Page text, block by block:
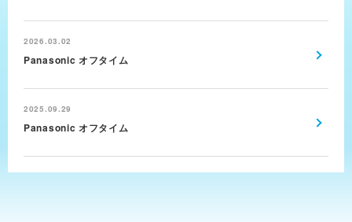
2026.03.02
Panasonic オフタイム
2025.09.29
Panasonic オフタイム